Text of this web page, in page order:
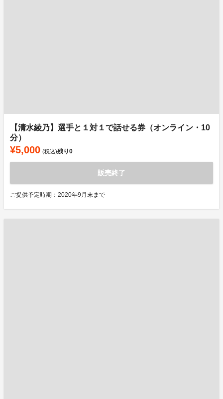
【清水綾乃】選手と１対１で話せる券（オンライン・10
分）
¥5,000 (税込)残り0
販売終了
ご提供予定時期：2020年9月末まで